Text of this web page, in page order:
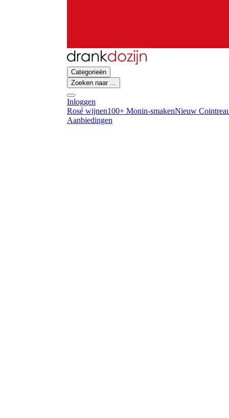
Categorieën
Zoeken naar ...
Inloggen
Rosé wijnen100+ Monin-smakenNieuw
Aanbiedingen